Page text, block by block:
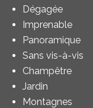
Dégagée
Imprenable
Panoramique
Sans vis-à-vis
Champêtre
Jardin
Montagnes